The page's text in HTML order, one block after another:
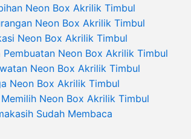
Neon Box Akrilik Timbul
Neon Box Akrilik Timbul
Neon Box Akrilik Timbul
Pembuatan Neon Box Akrilik Timbul
Neon Box Akrilik Timbul
Neon Box Akrilik Timbul
Neon Box Akrilik Timbul
Sudah Membaca